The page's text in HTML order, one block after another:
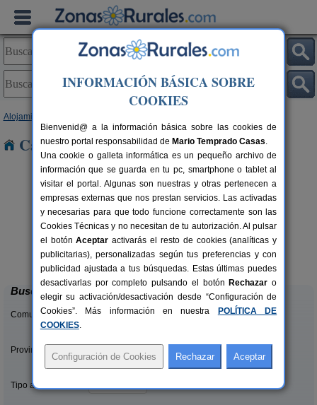
Alojamientos
Casas Rurales cerca de Esco
6+4 pers.
desde35 €
Casa Rural Cuenta La Leyenda
Bulbuente (Zaragoza)
Buscar
Comunidades:
Provincias/Islas:
Tipo alquiler:
INFORMACIÓN BÁSICA SOBRE
COOKIES
Bienvenid@ a la información básica sobre las cookies de
nuestro portal responsabilidad de Mario Temprado Casas.
Una cookie o galleta informática es un pequeño archivo de
información que se guarda en tu pc, smartphone o tablet al
visitar el portal. Algunas son nuestras y otras pertenecen a
empresas externas que nos prestan servicios. Las activadas
y necesarias para que todo funcione correctamente son las
Cookies Técnicas y no necesitan de tu autorización. Al pulsar
el botónAceptar activarás el resto de cookies (analíticas y
publicitarias), personalizadas según tus preferencias y con
publicidad ajustada a tus búsquedas. Estas últimas puedes
desactivarlas por completo pulsando el botón Rechazar o
elegir su activación/desactivación desde “Configuración de
Cookies”. Más información en nuestra
POLÍTICA DE
COOKIES.